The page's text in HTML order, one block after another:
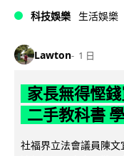
科技娛樂 生活娛樂
Lawton 1 日
家長無得慳
二手教科書
社福界立法會議員陳